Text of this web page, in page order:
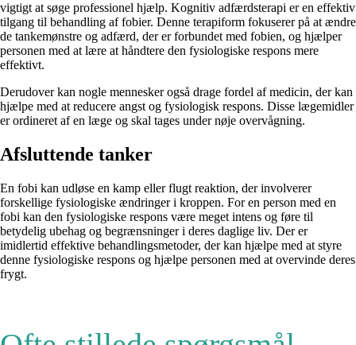
vigtigt at søge professionel hjælp. Kognitiv adfærdsterapi er en effektiv
tilgang til behandling af fobier. Denne terapiform fokuserer på at ændre
de tankemønstre og adfærd, der er forbundet med fobien, og hjælper
personen med at lære at håndtere den fysiologiske respons mere
effektivt.
Derudover kan nogle mennesker også drage fordel af medicin, der kan
hjælpe med at reducere angst og fysiologisk respons. Disse lægemidler
er ordineret af en læge og skal tages under nøje overvågning.
Afsluttende tanker
En fobi kan udløse en kamp eller flugt reaktion, der involverer
forskellige fysiologiske ændringer i kroppen. For en person med en
fobi kan den fysiologiske respons være meget intens og føre til
betydelig ubehag og begrænsninger i deres daglige liv. Der er
imidlertid effektive behandlingsmetoder, der kan hjælpe med at styre
denne fysiologiske respons og hjælpe personen med at overvinde deres
frygt.